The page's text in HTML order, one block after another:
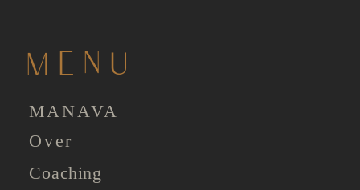
Coaching
Over
MANAVA
MENU